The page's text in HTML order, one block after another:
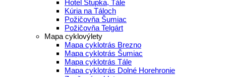
Hotel Stupka, Tále
Kúria na Táloch
Požičovňa Šumiac
Požičovňa Telgárt
Mapa cyklovýlety
Mapa cyklotrás Brezno
Mapa cyklotrás Šumiac
Mapa cyklotrás Tále
Mapa cyklotrás Dolné Horehronie